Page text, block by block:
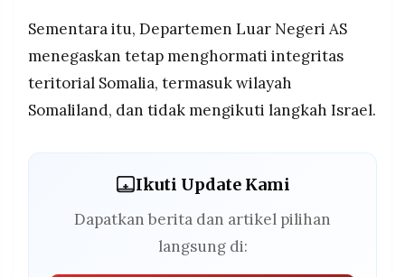
Sementara itu, Departemen Luar Negeri AS
menegaskan tetap menghormati integritas
teritorial Somalia, termasuk wilayah
Somaliland, dan tidak mengikuti langkah Israel.
Ikuti Update Kami
Dapatkan berita dan artikel pilihan
langsung di: